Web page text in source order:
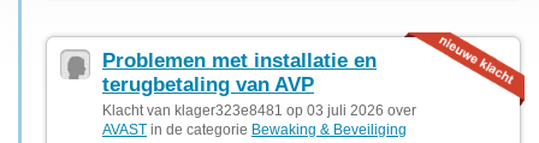
Problemen met installatie en
terugbetaling van AVP
Klacht van klager323e8481 op 03 juli 2026 over
AVAST in de categorie Bewaking & Beveiliging